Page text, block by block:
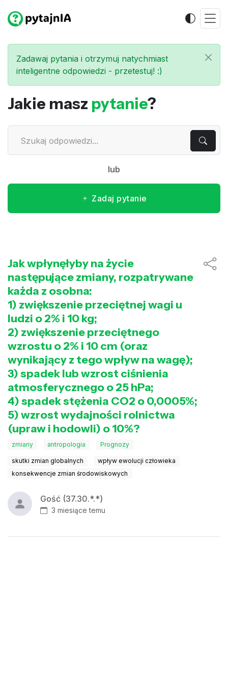
Zadawaj pytania i otrzymuj natychmiast
inteligentne odpowiedzi - przetestuj! :)
Jakie masz pytanie?
lub
Zadaj pytanie
Jak wpłynęłyby na życie
następujące zmiany, rozpatrywane
każda z osobna:
1) zwiększenie przeciętnej wagi u
ludzi o 2% i 10 kg;
2) zwiększenie przeciętnego
wzrostu o 2% i 10 cm (oraz
wynikający z tego wpływ na wagę);
3) spadek lub wzrost ciśnienia
atmosferycznego o 25 hPa;
4) spadek stężenia CO2 o 0,0005%;
5) wzrost wydajności rolnictwa
(upraw i hodowli) o 10%?
zmiany antropologia Prognozy
skutki zmian globalnych
wpływ ewolucji człowieka
konsekwencje zmian środowiskowych
Gość (37.30.*.*)
3 miesiące temu